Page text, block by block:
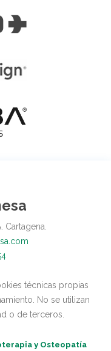
Cartagena.
técnicas propias
No se utilizan
o de terceros.
y Osteopatía